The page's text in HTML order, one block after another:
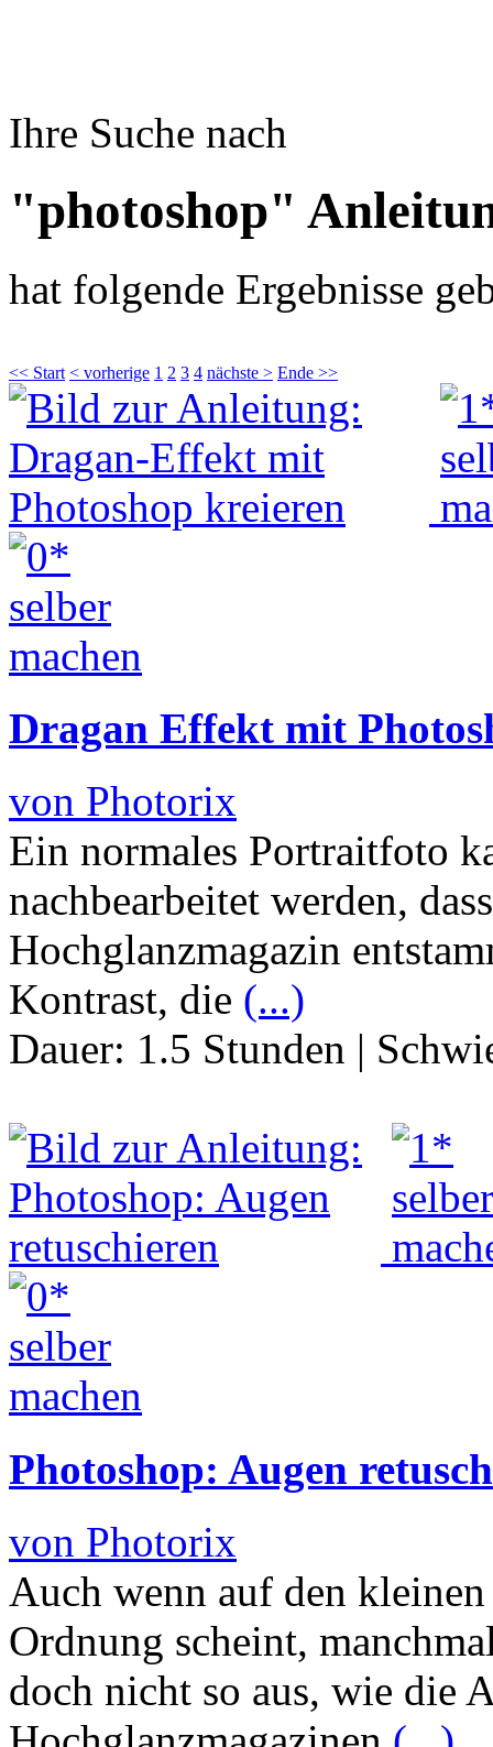
Ihre Suche nach
"photoshop"
hat folgende Ergebnisse
<< Start < vorherige 1 2 3 4 nächste > Ende >>
Dragan Effekt mit
von Photorix
Ein normales Portraitfoto
nachbearbeitet werden,
Hochglanzmagazin
Kontrast, die (...)
Dauer: 1.5 Stunden |
Photoshop: Augen
von Photorix
Auch wenn auf den
Ordnung scheint,
doch nicht so aus, wie die